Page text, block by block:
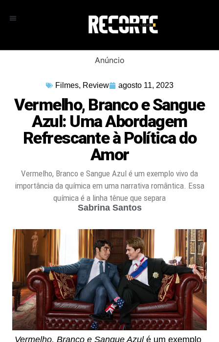
Anúncio
Filmes, Review agosto 11, 2023
Vermelho, Branco e Sangue
Azul: Uma Abordagem
Refrescante à Política do
Amor
Vermelho, Branco e Sangue Azul é um exemplo vivo da
importância da química em uma narrativa romântica. Essa
química é a linha tênue que separa
Sabrina Santos
Vermelho, Branco e Sangue Azulé um exemplo